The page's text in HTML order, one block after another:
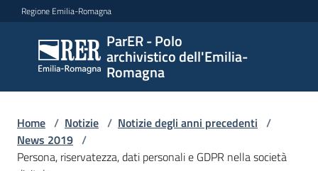
Vai al contenuto
Vai alla navigazione
Vai al footer
Regione Emilia-Romagna
ParER - Polo
archivistico dell'Emilia-
Romagna
ParER -
Polo
archivistico
Romagna
Home / Notizie / Notizie degli anni precedenti /
News 2019 /
Persona, riservatezza, dati personali e GDPR nella società